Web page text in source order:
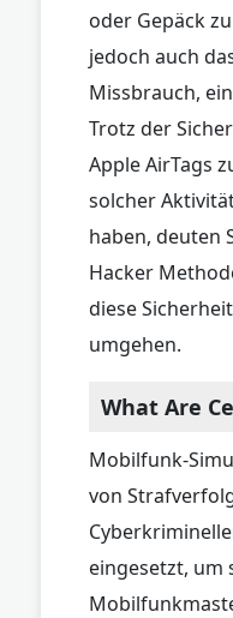
oder Gepäck
jedoch auch
Missbrauch,
Trotz der
Apple AirTags
solcher
haben, deuten
Hacker
diese
umgehen.
What Are
Mobilfunk-
von
eingesetzt, um